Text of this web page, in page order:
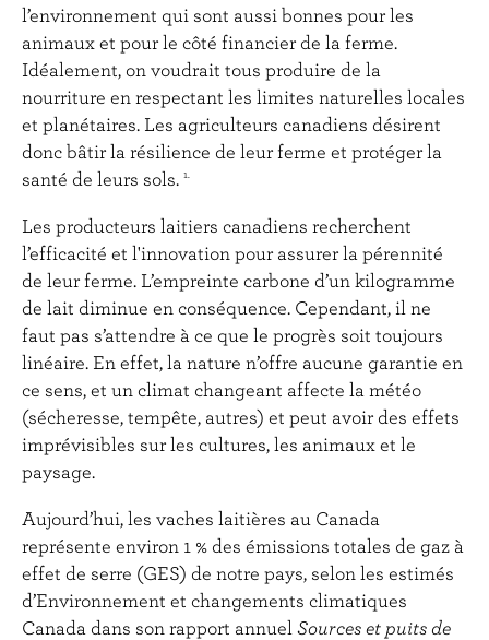
l’environnement qui sont aussi bonnes pour les
animaux et pour le côté financier de la ferme.
Idéalement, on voudrait tous produire de la
nourriture en respectant les limites naturelles locales
et planétaires. Les agriculteurs canadiens désirent
donc bâtir la résilience de leur ferme et protéger la
santé de leurs sols. 1
Les producteurs laitiers canadiens recherchent
l’efficacité et l'innovation pour assurer la pérennité
de leur ferme. L’empreinte carbone d’un kilogramme
de lait diminue en conséquence. Cependant, il ne
faut pas s’attendre à ce que le progrès soit toujours
linéaire. En effet, la nature n’offre aucune garantie en
ce sens, et un climat changeant affecte la météo
(sécheresse, tempête, autres) et peut avoir des effets
imprévisibles sur les cultures, les animaux et le
paysage.
Aujourd’hui, les vaches laitières au Canada
représente environ 1 % des émissions totales de gaz à
effet de serre (GES) de notre pays, selon les estimés
d’Environnement et changements climatiques
Canada dans son rapport annuel Sources et puits de